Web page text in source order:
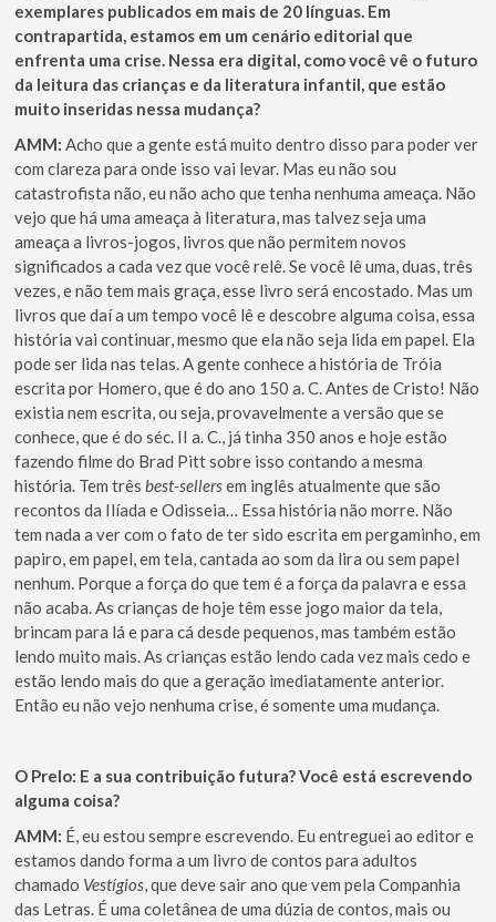
exemplares publicados em mais de 20 línguas. Em
contrapartida, estamos em um cenário editorial que
enfrenta uma crise. Nessa era digital, como você vê o futuro
da leitura das crianças e da literatura infantil, que estão
muito inseridas nessa mudança?
AMM:Acho que a gente está muito dentro disso para poder ver
com clareza para onde isso vai levar. Mas eu não sou
catastrofista não, eu não acho que tenha nenhuma ameaça. Não
vejo que há uma ameaça à literatura, mas talvez seja uma
ameaça a livros-jogos, livros que não permitem novos
significados a cada vez que você relê. Se você lê uma, duas, três
vezes, e não tem mais graça, esse livro será encostado. Mas um
livros que daí a um tempo você lê e descobre alguma coisa, essa
história vai continuar, mesmo que ela não seja lida em papel. Ela
pode ser lida nas telas. A gente conhece a história de Tróia
escrita por Homero, que é do ano 150 a. C. Antes de Cristo! Não
existia nem escrita, ou seja, provavelmente a versão que se
conhece, que é do séc. II a. C., já tinha 350 anos e hoje estão
fazendo filme do Brad Pitt sobre isso contando a mesma
história. Tem trêsbest-sellersem inglês atualmente que são
recontos da Ilíada e Odisseia… Essa história não morre. Não
tem nada a ver com o fato de ter sido escrita em pergaminho, em
papiro, em papel, em tela, cantada ao som da lira ou sem papel
nenhum. Porque a força do que tem é a força da palavra e essa
não acaba. As crianças de hoje têm esse jogo maior da tela,
brincam para lá e para cá desde pequenos, mas também estão
lendo muito mais. As crianças estão lendo cada vez mais cedo e
estão lendo mais do que a geração imediatamente anterior.
Então eu não vejo nenhuma crise, é somente uma mudança.
O Prelo: E a sua contribuição futura? Você está escrevendo
alguma coisa?
AMM: É, eu estou sempre escrevendo. Eu entreguei ao editor e
estamos dando forma a um livro de contos para adultos
chamado Vestígios, que deve sair ano que vem pela Companhia
das Letras. É uma coletânea de uma dúzia de contos, mais ou